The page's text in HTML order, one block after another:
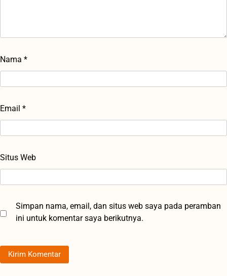
Nama *
Email *
Situs Web
Simpan nama, email, dan situs web saya pada peramban
ini untuk komentar saya berikutnya.